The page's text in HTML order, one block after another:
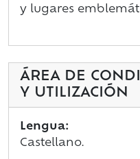
y lugares
ÁREA DE
Y UTILIZACIÓN
Lengua:
Castellano.